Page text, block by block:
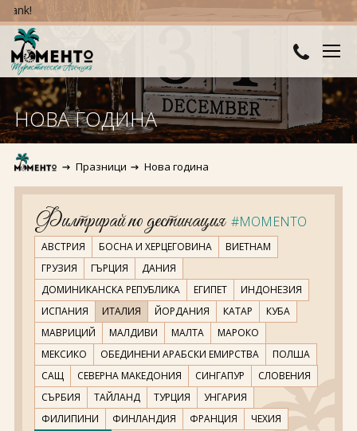
ДЕСТИНАЦИИ
Австралия и Океания
Азия
Африка
Европа
Северна Америка
Южна Америка
ХОТЕЛИ
Хотели в България
Хотели в Гърция
Хотели в Турция
КРУИЗИ
ТУРЦИЯ
ПРАЗНИЦИ
Великден
Коледа
Нова година
ПОЛЕЗНО
КОНТАКТИ
За нас
Полезно
Документи
Магазин
Общи условия
Политика за
поверителност
НОВА ГОДИНА
Празници Нова година
Филтрирай по дестинация #MOMENTO
АВСТРИЯ БОСНА И ХЕРЦЕГОВИНА
ВИЕТНАМ
ГРУЗИЯ
ГЪРЦИЯ
ДАНИЯ
ДОМИНИКАНСКА РЕПУБЛИКА
ЕГИПЕТ
ИНДОНЕЗИЯ
ИСПАНИЯ
ИТАЛИЯ ЙОРДАНИЯ КАТАР
КУБА
МАВРИЦИЙ
МАЛДИВИ МАЛТА
МАРОКО
МЕКСИКО
ОБЕДИНЕНИ АРАБСКИ ЕМИРСТВА
ПОЛША
САЩ
СЕВЕРНА МАКЕДОНИЯ СИНГАПУР
СЛОВЕНИЯ
СЪРБИЯ
ТАЙЛАНД ТУРЦИЯ
УНГАРИЯ
ФИЛИПИНИ
ФИНЛАНДИЯ ФРАНЦИЯ
ЧЕХИЯ